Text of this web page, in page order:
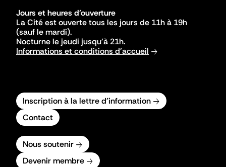
Jours et heures d'ouverture
La Cité est ouverte tous les jours de 11h à 19h
(sauf le mardi).
Nocturne le jeudi jusqu'à 21h.
Informations et conditions d'accueil
Inscription à la lettre d'information
Contact
Nous soutenir
Devenir membre